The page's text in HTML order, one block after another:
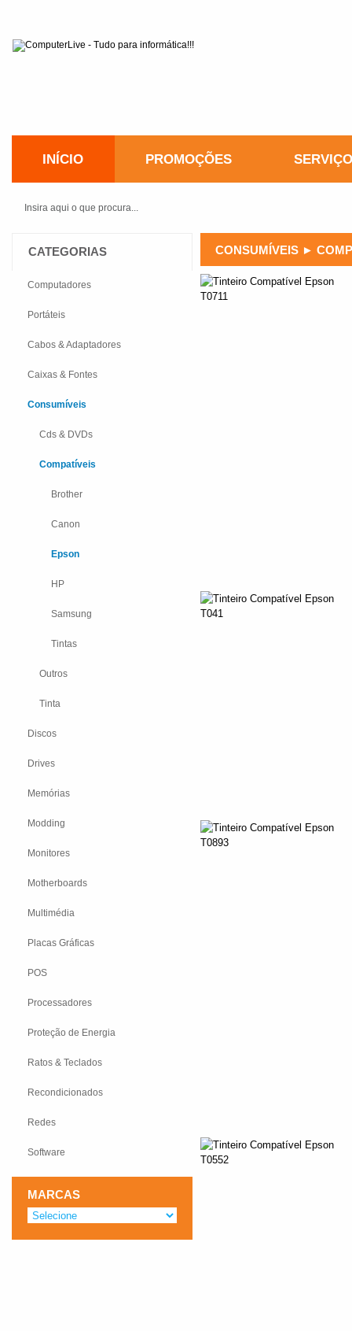
INÍCIO PROMOÇÕES
CONSUMÍVEIS ►
CATEGORIAS
Computadores
Portáteis
Cabos & Adaptadores
Caixas & Fontes
Consumíveis
Cds & DVDs
Compatíveis
Brother
Canon
Epson
HP
Samsung
Tintas
Outros
Tinta
Discos
Drives
Memórias
Modding
Monitores
Motherboards
Multimédia
Placas Gráficas
POS
Processadores
Proteção de Energia
Ratos & Teclados
Recondicionados
Redes
Software
MARCAS